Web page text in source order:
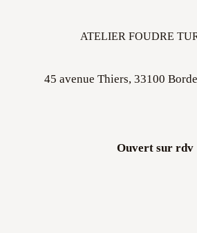
ATELIER FOUDRE
45 avenue Thiers, 33100
Ouvert sur rdv